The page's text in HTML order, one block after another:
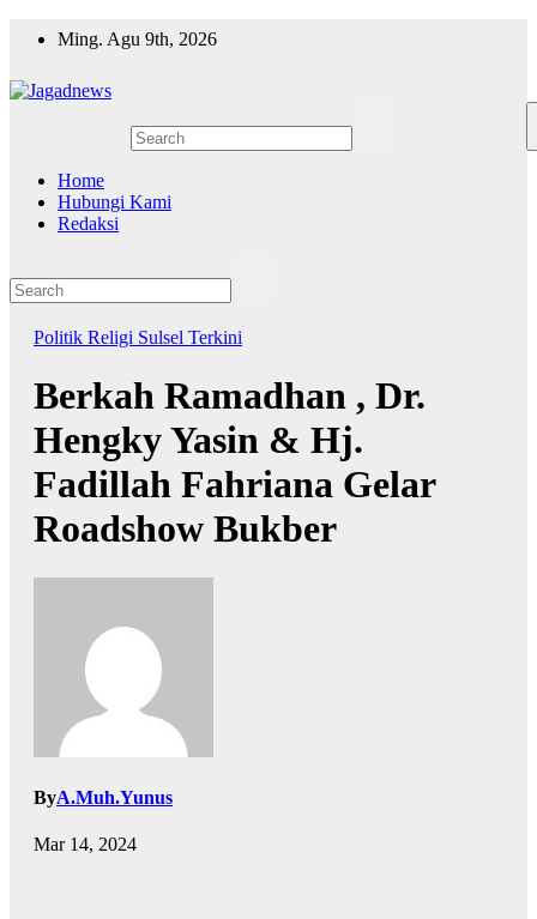
Ming. Agu 9th, 2026
Home
Hubungi Kami
Redaksi
Politik Religi Sulsel Terkini
Berkah Ramadhan , Dr.
Hengky Yasin & Hj.
Fadillah Fahriana Gelar
Roadshow Bukber
ByA.Muh.Yunus
Mar 14, 2024